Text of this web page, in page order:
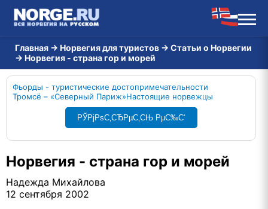
Главная → Норвегия для туристов → Статьи о Норвегии
→ Норвегия - страна гор и морей
Фьорды - туристические достопримечательности
Тромсё – «Северный Париж»Настоящие норвежцы
РЎРјРѕС‚СЂРµС‚СЊ РµС‰С‘
Норвегия - страна гор и морей
Надежда Михайлова
12 сентября 2002